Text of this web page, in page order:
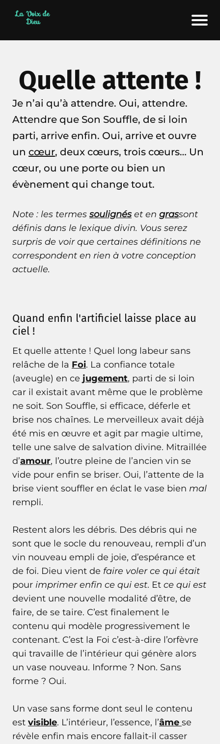
La Voix de
Dieu
Quelle attente !
Je n’ai qu’à attendre. Oui, attendre.
Attendre que Son Souffle, de si loin
parti, arrive enfin. Oui, arrive et ouvre
un cœur, deux cœurs, trois cœurs… Un
cœur, ou une porte ou bien un
évènement qui change tout.
Note : les termes soulignés et en grassont
définis dans le lexique divin. Vous serez
surpris de voir que certaines définitions ne
correspondent en rien à votre conception
actuelle.
Quand enfin l'artificiel laisse place au
ciel !
Et quelle attente ! Quel long labeur sans
relâche de la Foi. La confiance totale
(aveugle) en ce jugement, parti de si loin
car il existait avant même que le problème
ne soit. Son Souffle, si efficace, déferle et
brise nos chaînes. Le merveilleux avait déjà
été mis en œuvre et agit par magie ultime,
telle une salve de salvation divine. Mitraillée
d’amour, l’outre pleine de l’ancien vin se
vide pour enfin se briser. Oui, l’attente de la
brise vient souffler en éclat le vase bien mal
rempli.
Restent alors les débris. Des débris qui ne
sont que le socle du renouveau, rempli d’un
vin nouveau empli de joie, d’espérance et
de foi. Dieu vient de faire voler ce qui était
pour imprimer enfin ce qui est. Et ce qui est
devient une nouvelle modalité d’être, de
faire, de se taire. C’est finalement le
contenu qui modèle progressivement le
contenant. C’est la Foi c’est-à-dire l’orfèvre
qui travaille de l’intérieur qui génère alors
un vase nouveau. Informe ? Non. Sans
forme ? Oui.
Un vase sans forme dont seul le contenu
est visible. L’intérieur, l’essence, l’âme se
révèle enfin mais encore fallait-il casser